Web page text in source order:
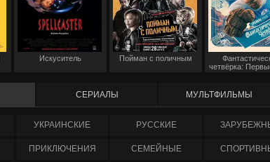
Искуситель Пойман с поличным
четвёрка:
СЕРИАЛЫ МУЛЬТФИЛЬМЫ
УКРАИНCКИЕ РУССКИЕ
ПРИКЛЮЧЕНИЯ СЕМЕЙНЫЕ